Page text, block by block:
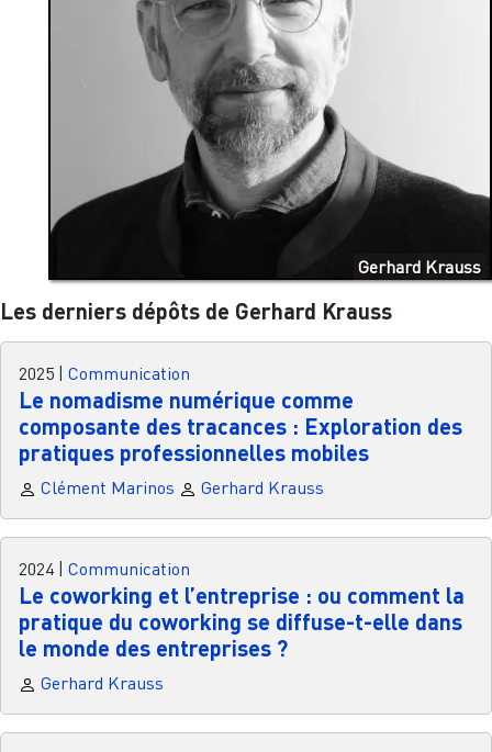
Gerhard Krauss
Les derniers dépôts de Gerhard Krauss
2025 Communication
Le nomadisme numérique comme
composante des tracances : Exploration des
pratiques professionnelles mobiles
Clément Marinos Gerhard Krauss
2024 Communication
Le coworking et l’entreprise : ou comment la
pratique du coworking se diffuse-t-elle dans
le monde des entreprises ?
Gerhard Krauss